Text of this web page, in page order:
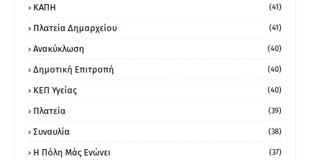
ΚΑΠΗ (41)
Πλατεία Δημαρχείου (41)
Ανακύκλωση (40)
Δημοτική Επιτροπή (40)
ΚΕΠ Υγείας (40)
Πλατεία (39)
Συναυλία (38)
Η Πόλη Μάς Ενώνει (37)